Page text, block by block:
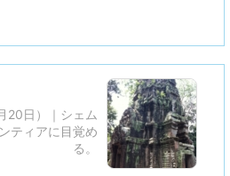
20日）｜シェム
ティアに目覚め
る。